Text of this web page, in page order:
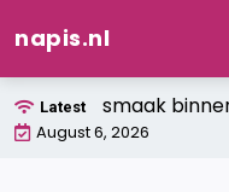
naar
de
napis.nl
Latest
smaak binnen
August 6, 2026